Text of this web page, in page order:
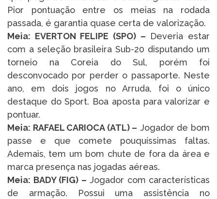
Pior pontuação entre os meias na rodada
passada, é garantia quase certa de valorização.
Meia: EVERTON FELIPE (SPO) – Deveria estar
com a seleção brasileira Sub-20 disputando um
torneio na Coreia do Sul, porém foi
desconvocado por perder o passaporte. Neste
ano, em dois jogos no Arruda, foi o único
destaque do Sport. Boa aposta para valorizar e
pontuar.
Meia: RAFAEL CARIOCA (ATL) – Jogador de bom
passe e que comete pouquíssimas faltas.
Ademais, tem um bom chute de fora da área e
marca presença nas jogadas aéreas.
Meia: BADY (FIG) – Jogador com características
de armação. Possui uma assistência no